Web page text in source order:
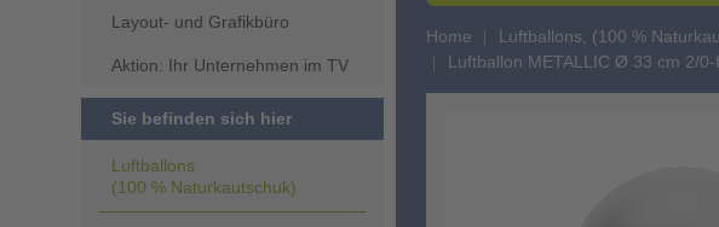
Layout- und Grafikbüro
Aktion: Ihr Unternehmen im TV
Sie befinden sich hier
Luftballons
(100 % Naturkautschuk)
Home Luftballons, (100 %
Luftballon METALLIC Ø 33 cm 2/